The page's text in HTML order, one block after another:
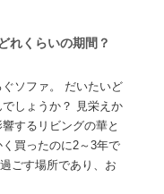
れくらいの期間？
ソファ。 だいたいど
しょうか？ 見栄えか
するリビングの華と
買ったのに2～3年で
ごす場所であり、お